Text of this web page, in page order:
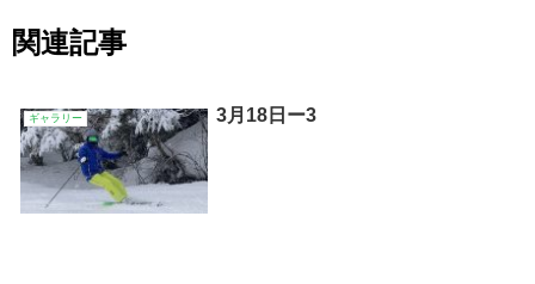
関連記事
ギャラリー 3月18日ー3